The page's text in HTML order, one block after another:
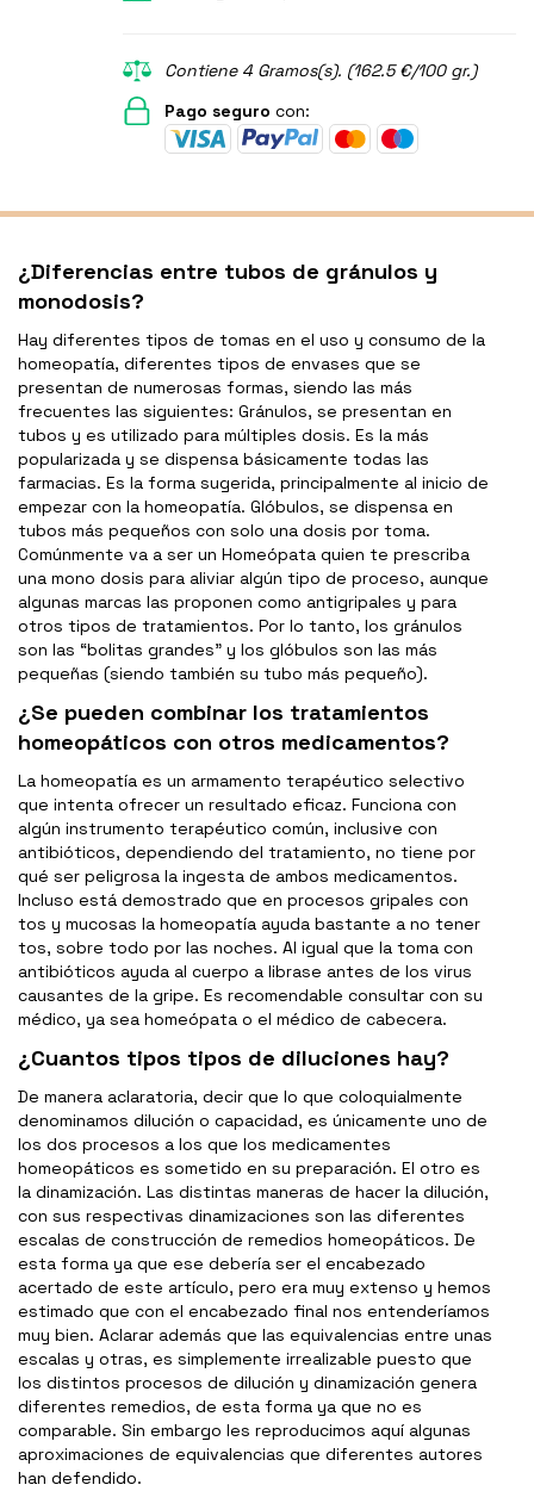
Contiene 4 Gramos(s). (162.5 €/100 gr.)
Pago seguro con:
¿Diferencias entre tubos de gránulos y
monodosis?
Hay diferentes tipos de tomas en el uso y consumo de la
homeopatía, diferentes tipos de envases que se
presentan de numerosas formas, siendo las más
frecuentes las siguientes: Gránulos, se presentan en
tubos y es utilizado para múltiples dosis. Es la más
popularizada y se dispensa básicamente todas las
farmacias. Es la forma sugerida, principalmente al inicio de
empezar con la homeopatía. Glóbulos, se dispensa en
tubos más pequeños con solo una dosis por toma.
Comúnmente va a ser un Homeópata quien te prescriba
una mono dosis para aliviar algún tipo de proceso, aunque
algunas marcas las proponen como antigripales y para
otros tipos de tratamientos. Por lo tanto, los gránulos
son las “bolitas grandes” y los glóbulos son las más
pequeñas (siendo también su tubo más pequeño).
¿Se pueden combinar los tratamientos
homeopáticos con otros medicamentos?
La homeopatía es un armamento terapéutico selectivo
que intenta ofrecer un resultado eficaz. Funciona con
algún instrumento terapéutico común, inclusive con
antibióticos, dependiendo del tratamiento, no tiene por
qué ser peligrosa la ingesta de ambos medicamentos.
Incluso está demostrado que en procesos gripales con
tos y mucosas la homeopatía ayuda bastante a no tener
tos, sobre todo por las noches. Al igual que la toma con
antibióticos ayuda al cuerpo a librase antes de los virus
causantes de la gripe. Es recomendable consultar con su
médico, ya sea homeópata o el médico de cabecera.
¿Cuantos tipos tipos de diluciones hay?
De manera aclaratoria, decir que lo que coloquialmente
denominamos dilución o capacidad, es únicamente uno de
los dos procesos a los que los medicamentes
homeopáticos es sometido en su preparación. El otro es
la dinamización. Las distintas maneras de hacer la dilución,
con sus respectivas dinamizaciones son las diferentes
escalas de construcción de remedios homeopáticos. De
esta forma ya que ese debería ser el encabezado
acertado de este artículo, pero era muy extenso y hemos
estimado que con el encabezado final nos entenderíamos
muy bien. Aclarar además que las equivalencias entre unas
escalas y otras, es simplemente irrealizable puesto que
los distintos procesos de dilución y dinamización genera
diferentes remedios, de esta forma ya que no es
comparable. Sin embargo les reproducimos aquí algunas
aproximaciones de equivalencias que diferentes autores
han defendido.